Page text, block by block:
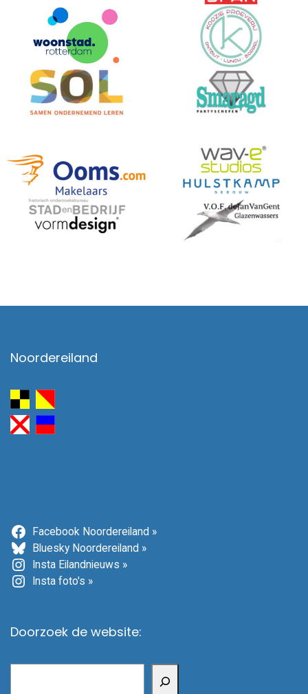
Noordereiland
Facebook Noordereiland »
Bluesky Noordereiland »
Insta Eilandnieuws »
Insta foto's »
Doorzoek de website: